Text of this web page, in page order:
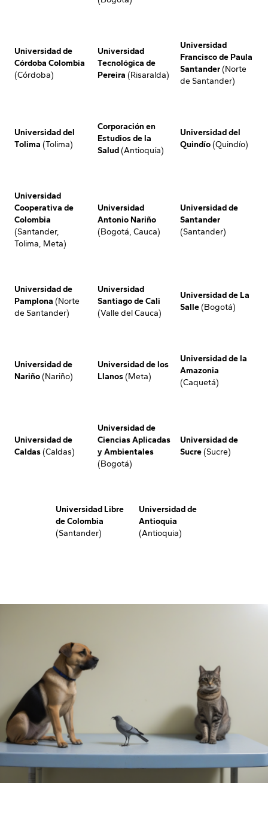
Universidad de
Córdoba Colombia
(Córdoba)
Universidad
Tecnológica de
Pereira (Risaralda)
Universidad
Francisco de Paula
Santander(Norte
de Santander)
Universidad del
Tolima (Tolima)
Corporación en
Estudios de la
Salud(Antioquía)
Universidad del
Quindío(Quindío)
Universidad
Cooperativa de
Colombia
(Santander,
Tolima, Meta)
Universidad
Antonio Nariño
(Bogotá, Cauca)
Universidad de
Santander
(Santander)
Universidad de
Pamplona (Norte
de Santander)
Universidad
Santiago de Cali
(Valle del Cauca)
Universidad de La
Salle(Bogotá)
Universidad de
Nariño(Nariño)
Universidad de los
Llanos(Meta)
Universidad de la
Amazonia
(Caquetá)
Universidad de
Caldas(Caldas)
Universidad de
Ciencias Aplicadas
y Ambientales
(Bogotá)
Universidad de
Sucre(Sucre)
Universidad Libre
de Colombia
(Santander)
Universidad de
Antioquia
(Antioquia)